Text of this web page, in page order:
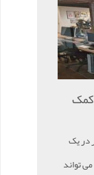
کمک
در یک
تواند